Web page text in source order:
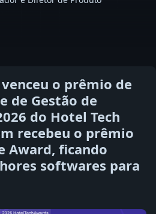
o prêmio de
de Gestão de
do Hotel Tech
recebeu o prêmio
Award, ficando
softwares para